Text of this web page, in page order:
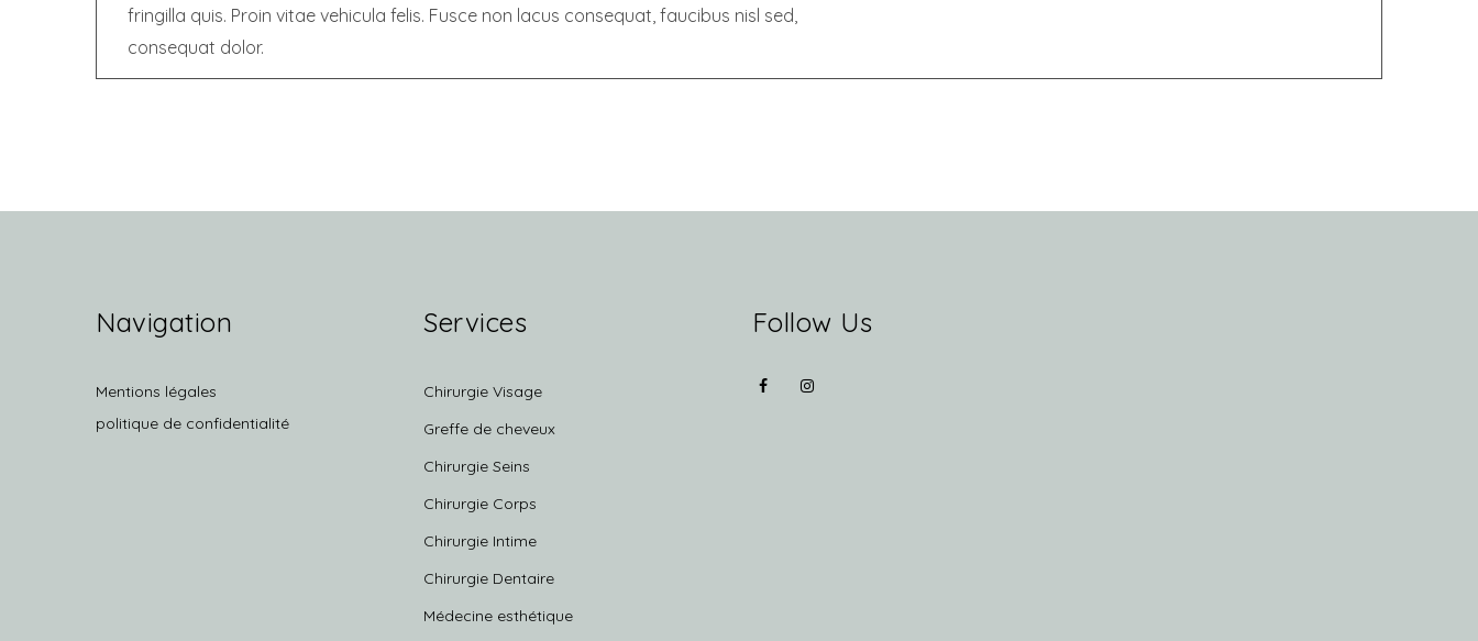
fringilla quis. Proin vitae vehicula felis. Fusce non lacus consequat, faucibus nisl sed,
consequat dolor.
Navigation
Mentions légales
politique de confidentialité
Services
Chirurgie Visage
Greffe de cheveux
Chirurgie Seins
Chirurgie Corps
Chirurgie Intime
Chirurgie Dentaire
Médecine esthétique
Follow Us